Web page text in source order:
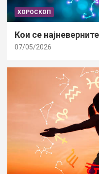
ХОРОСКОП
Кои се
07/05/2026